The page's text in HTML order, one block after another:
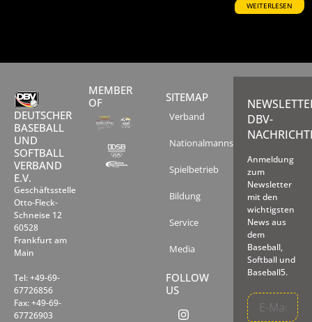
WEITERLESEN
DEUTSCHER
BASEBALL
UND
SOFTBALL
VERBAND
E.V.
Geschäftsstelle
Otto-Fleck-
Schneise 12
60528
Frankfurt am
Main
Tel: +49-69-
67726856
Fax: +49-69-
67726903
MEMBER
OF
SITEMAP
Verband
Nationalmannschaften
Spielbetrieb
Bildung
Service
Media
FOLLOW
US
DBV-
Anmeldung
zum
Newsletter
mit den
wichtigsten
News aus
dem
Baseball,
Softball und
Baseball5.